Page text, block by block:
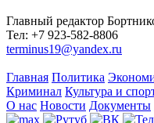
Главный редактор
Тел: +7 923-582-8806
terminus19@yandex.ru
Главная Политика
Криминал Культура и
О нас Новости Документы